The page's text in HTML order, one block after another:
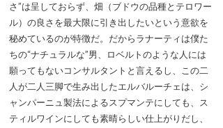
さ”は呈しておらず、畑（ブドウの品種とテロワー
ル）の良さを最大限に引き出したいという意欲を
秘めているのが特徴だ。だからラナーティは僕た
ちの“ナチュラルな”男、ロベルトのような人には
願ってもないコンサルタントと言えるし、この二
人が二人三脚で生み出したエルバルーチェは、シ
ャンパーニュ製法によるスプマンテにしても、ス
ティルワインにしても素晴らしい仕上がりだし、